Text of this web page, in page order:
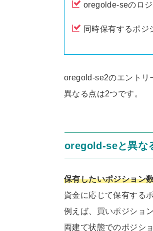
oregolde-seのロ
同時保有するポジ
oregold-se2のエントリ
異なる点は2つです。
oregold-seと異な
保有したいポジション
資金に応じて保有する
例えば、買いポジショ
両建て状態でのポジシ